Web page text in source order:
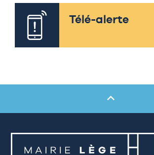
Télé-alerte